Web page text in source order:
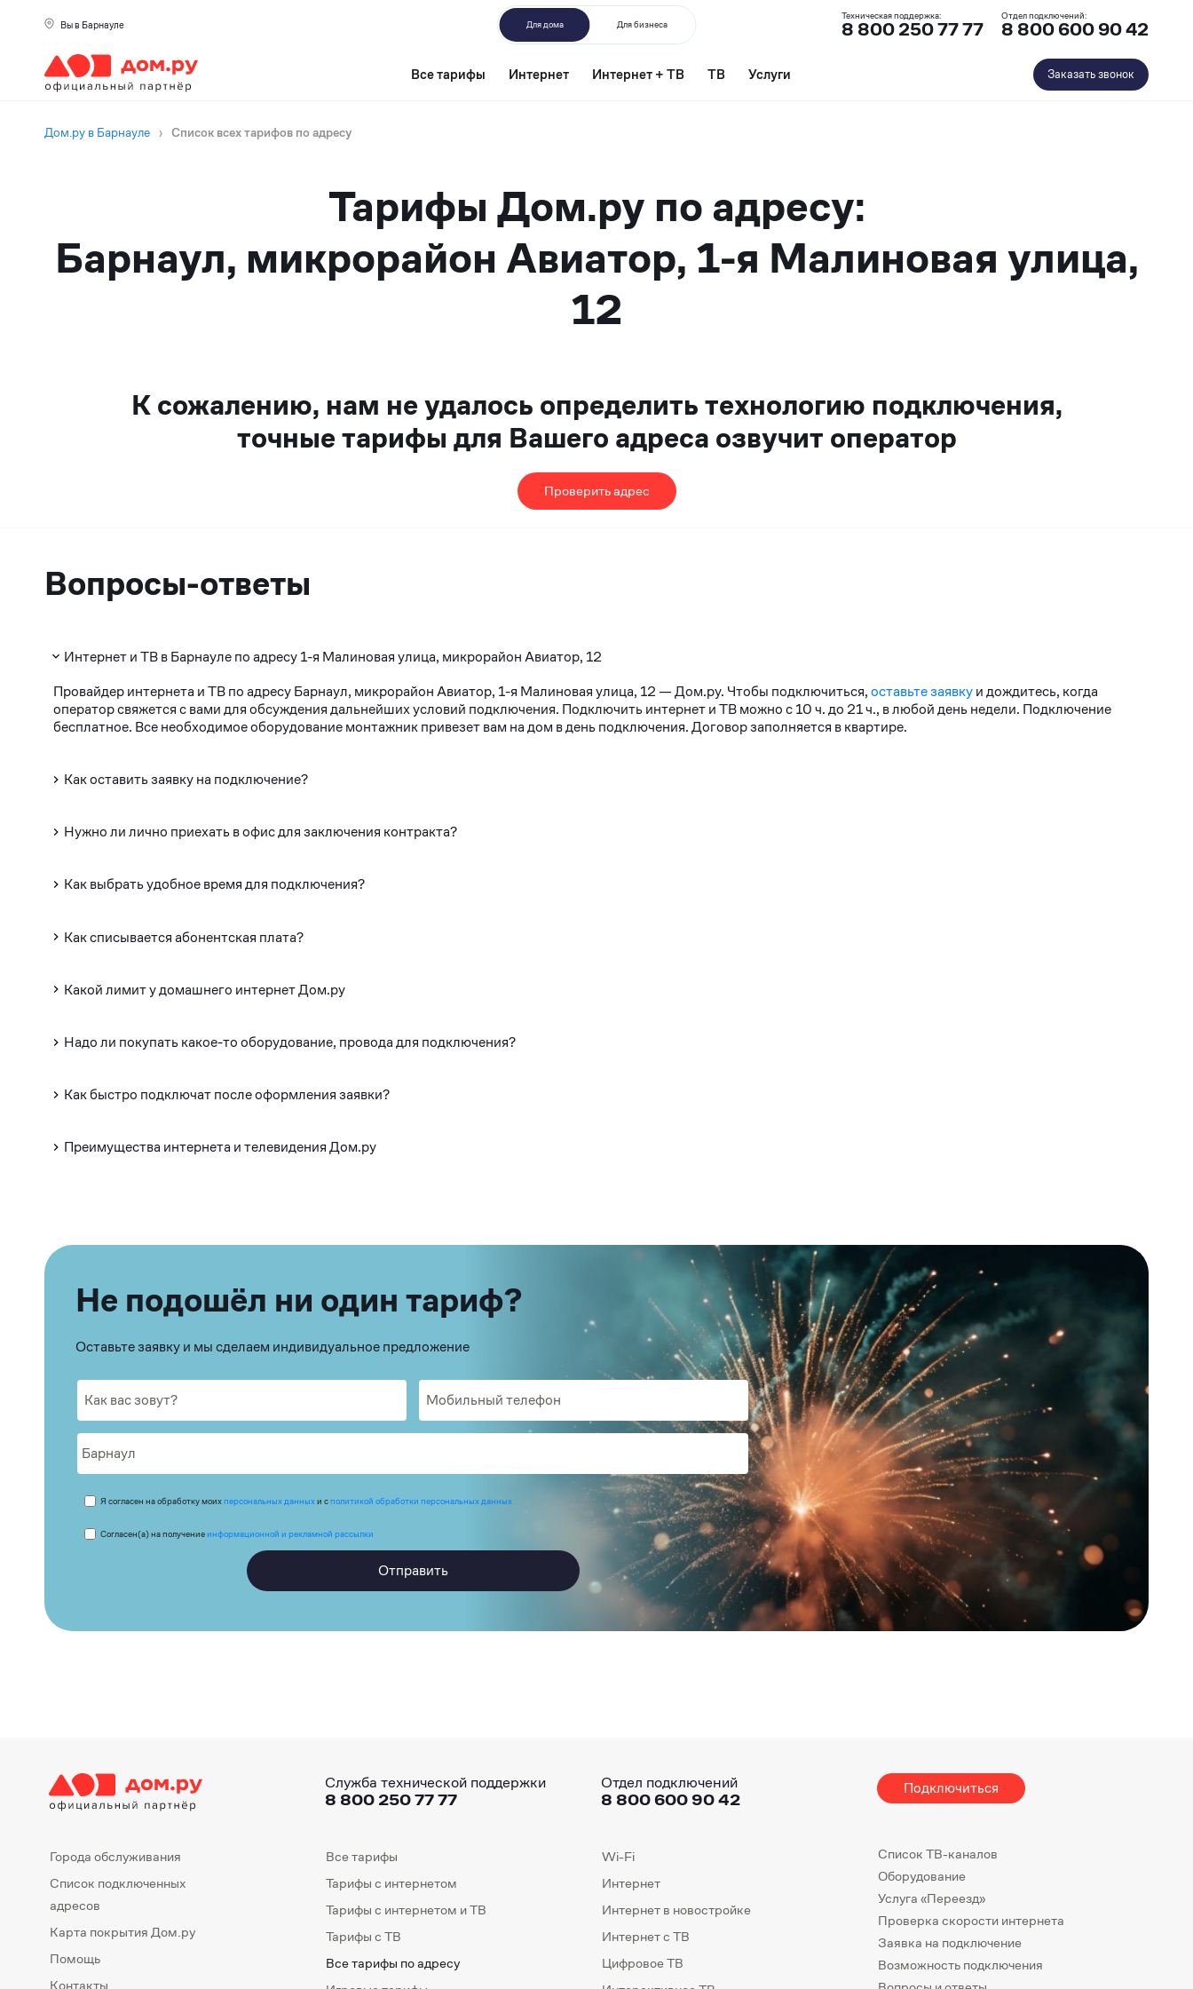
Вы в Барнауле Для дома Для бизнеса
Техническая поддержка:
8 800 250 77 77
Отдел подключений:
8 800 600 90 42
Все тарифы Интернет Интернет + ТВ ТВ Услуги Заказать звонок
Дом.ру в Барнауле › Список всех тарифов по адресу
Тарифы Дом.ру по адресу:
Барнаул, микрорайон Авиатор, 1-я Малиновая улица,
12
К сожалению, нам не удалось определить технологию подключения,
точные тарифы для Вашего адреса озвучит оператор
Проверить адрес
Вопросы-ответы
Интернет и ТВ в Барнауле по адресу 1-я Малиновая улица, микрорайон Авиатор, 12
Провайдер интернета и ТВ по адресу Барнаул, микрорайон Авиатор, 1-я Малиновая улица, 12 — Дом.ру. Чтобы подключиться,оставьте заявкуи дождитесь, когда
оператор свяжется с вами для обсуждения дальнейших условий подключения. Подключить интернет и ТВ можно с 10 ч. до 21 ч., в любой день недели. Подключение
бесплатное. Все необходимое оборудование монтажник привезет вам на дом в день подключения. Договор заполняется в квартире.
Как оставить заявку на подключение?
Нужно ли лично приехать в офис для заключения контракта?
Как выбрать удобное время для подключения?
Как списывается абонентская плата?
Какой лимит у домашнего интернет Дом.ру
Надо ли покупать какое-то оборудование, провода для подключения?
Как быстро подключат после оформления заявки?
Преимущества интернета и телевидения Дом.ру
Не подошёл ни один тариф?
Оставьте заявку и мы сделаем индивидуальное предложение
Я согласен на обработку моихперсональных данныхи сполитикой обработки персональных данных
Согласен(а) на получениеинформационной и рекламной рассылки
Отправить
Служба технической поддержки
8 800 250 77 77
Отдел подключений
8 800 600 90 42
Подключиться
Города обслуживания
Список подключенных
адресов
Карта покрытия Дом.ру
Помощь
Контакты
Все тарифы
Тарифы с интернетом
Тарифы с интернетом и ТВ
Тарифы с ТВ
Все тарифы по адресу
Wi-Fi
Интернет
Интернет в новостройке
Интернет с ТВ
Цифровое ТВ
Список ТВ-каналов
Оборудование
Услуга «Переезд»
Проверка скорости интернета
Заявка на подключение
Возможность подключения